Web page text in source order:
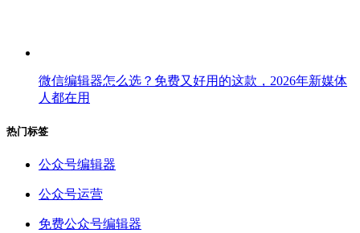
微信编辑器怎么选？免费又好用的这款，2026年新媒体
人都在用
热门标签
公众号编辑器
公众号运营
免费公众号编辑器